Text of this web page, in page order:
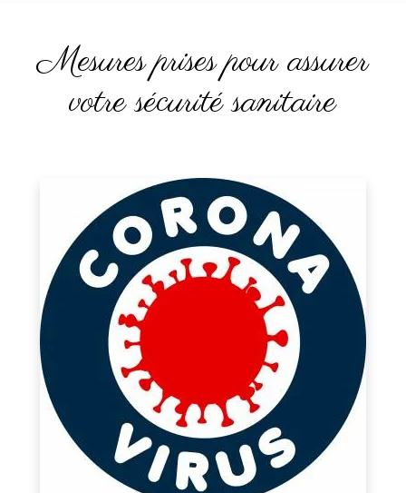
Mesures prises pour assurer
votre sécurité sanitaire